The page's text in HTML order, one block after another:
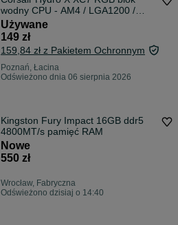
wodny CPU - AM4 / LGA1200 /
115X
Używane
149 zł
159,84 zł z Pakietem Ochronnym
Poznań, Łacina
Odświeżono dnia 06 sierpnia 2026
Kingston Fury Impact 16GB ddr5
4800MT/s pamięć RAM
Nowe
550 zł
Wrocław, Fabryczna
Odświeżono dzisiaj o 14:40